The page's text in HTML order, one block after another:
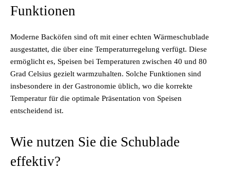
Funktionen
Moderne Backöfen sind oft mit einer echten Wärmeschublade
ausgestattet, die über eine Temperaturregelung verfügt. Diese
ermöglicht es, Speisen bei Temperaturen zwischen 40 und 80
Grad Celsius gezielt warmzuhalten. Solche Funktionen sind
insbesondere in der Gastronomie üblich, wo die korrekte
Temperatur für die optimale Präsentation von Speisen
entscheidend ist.
Wie nutzen Sie die Schublade
effektiv?